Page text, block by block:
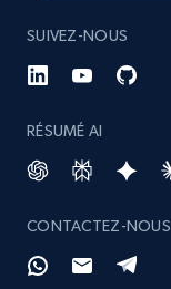
SUIVEZ-NOUS
RÉSUMÉ AI
CONTACTEZ-NOUS